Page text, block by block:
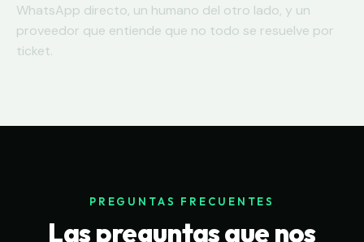
WhatsApp directo, un humano del otro lado, y un
proveedor que entiende que no todo se resuelve por
ticket.
PREGUNTAS FRECUENTES
Las preguntas que nos